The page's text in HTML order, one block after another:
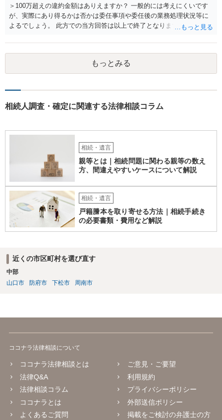
とになるでしょう。
＞100万超えの違約金額はありえますか？ 一般的には考えにくいです
が、実際にあり得るかは否かは委任事項や委任後の業務処理状況等に
よるでしょう。 此方での当方回答は以上で終了となりますが、参考に
もっとみる
相続人調査・確定に関連する法律相談コラム
相続・遺言
親等とは｜相続問題に関わる親等の数え
方、間違えやすいケースについて解説
相続・遺言
戸籍謄本を取り寄せる方法｜相続手続き
の必要書類・費用など解説
近くの市区町村を選び直す
中部
山口市
防府市 下松市 周南市
ココナラ法律相談について
ココナラ法律相談とは
法律Q&A
法律相談コラム
ココナラとは
よくあるご質問
ご意見・ご要望
利用規約
プライバシーポリシー
外部送信ポリシー
掲載をご検討の弁護士の方